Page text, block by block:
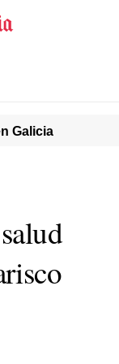
Galicia